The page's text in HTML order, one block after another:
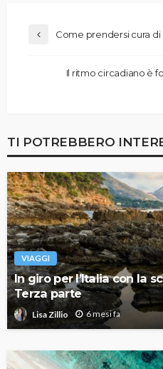
Come prendersi cura di
Il ritmo circadiano è
TI POTREBBERO
VIAGGI
In giro per l’Italia con la
Terza parte
Lisa Zillio 6 mesi fa